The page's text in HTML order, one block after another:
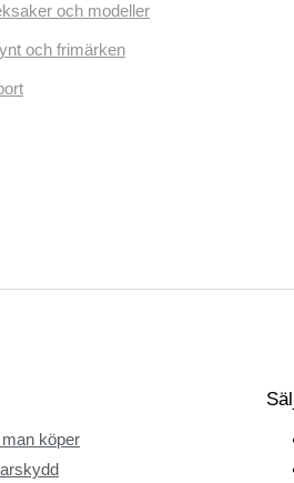
och modeller
och frimärken
köper